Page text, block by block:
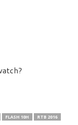
FLASH 10H RTB 2016